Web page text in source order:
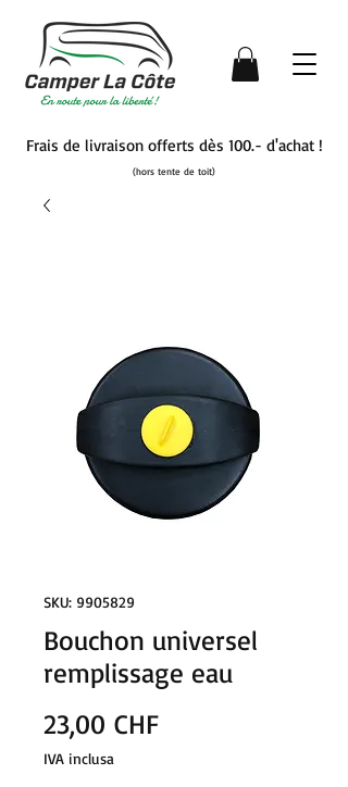
Frais de livraison offerts dès 100.- d'achat !
(hors tente de toit)
SKU: 9905829
Bouchon universel
remplissage eau
23,00 CHFPrezzo
IVA inclusa